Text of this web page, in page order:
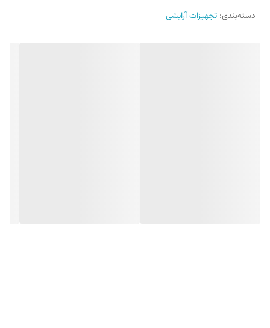
دسته‌بندی: تجهیزات آرایشی